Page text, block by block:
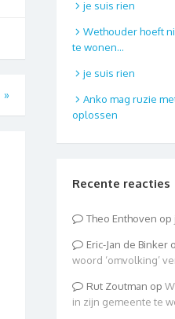
»
je suis rien
Wethouder hoeft
te wonen…
je suis rien
Anko mag ruzie
oplossen
Recente reacties
Theo Enthoven op
Eric-Jan de Binker
woord ‘omvolking’
Rut Zoutman op
in zijn gemeente te